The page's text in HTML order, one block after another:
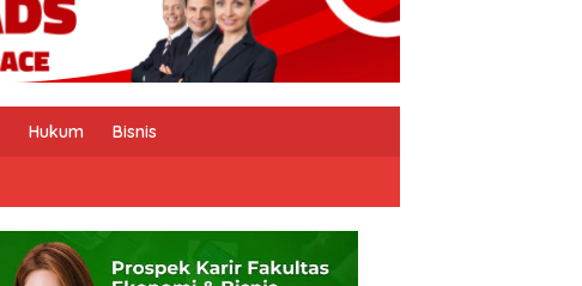
Hukum Bisnis